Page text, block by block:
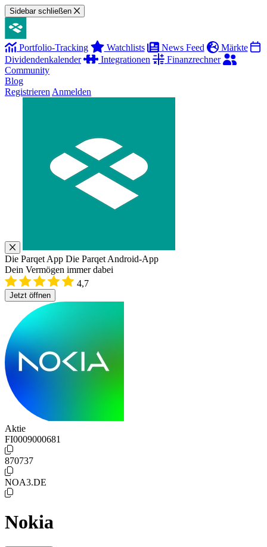
Sidebar schließen
Portfolio-Tracking Watchlists News Feed
Märkte
Dividendenkalender
Integrationen
Finanzrechner
Community
Blog
Registrieren Anmelden
Die Parqet App Die Parqet Android-App
Dein Vermögen immer dabei
4,7
Jetzt öffnen
Aktie
FI0009000681
870737
NOA3.DE
Nokia